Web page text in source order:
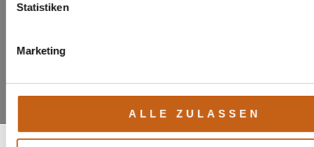
Statistiken
Marketing
ALLE ZULASSEN
FARBEN: KREATIVITÄT
MIT VOLIMEA